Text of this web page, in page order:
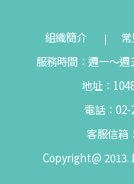
組織簡介
服務時間：週一～
地址：
電話：02-
客服信箱：
Copyright@ 2013.